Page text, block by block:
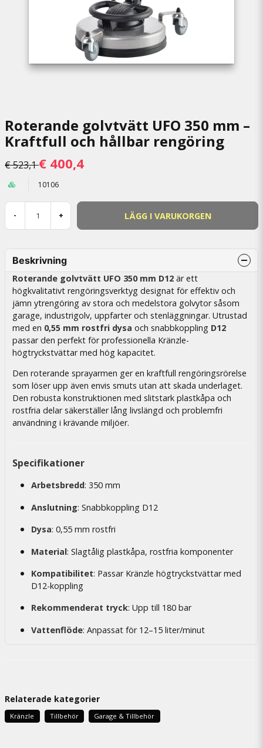
Roterande golvtvätt UFO 350 mm –
Kraftfull och hållbar rengöring
€ 523,1€ 400,4
10106
- + LÄGG I VARUKORGEN
Beskrivning
Roterande golvtvätt UFO 350 mm D12 är ett
högkvalitativt rengöringsverktyg designat för effektiv och
jämn ytrengöring av stora och medelstora golvytor såsom
garage, industrigolv, uppfarter och stenläggningar. Utrustad
med en 0,55 mm rostfri dysa och snabbkoppling D12
passar den perfekt för professionella Kränzle-
högtryckstvättar med hög kapacitet.
Den roterande sprayarmen ger en kraftfull rengöringsrörelse
som löser upp även envis smuts utan att skada underlaget.
Den robusta konstruktionen med slitstark plastkåpa och
rostfria delar säkerställer lång livslängd och problemfri
användning i krävande miljöer.
Specifikationer
Arbetsbredd: 350 mm
Anslutning: Snabbkoppling D12
Dysa: 0,55 mm rostfri
Material: Slagtålig plastkåpa, rostfria komponenter
Kompatibilitet: Passar Kränzle högtryckstvättar med
D12-koppling
Rekommenderat tryck: Upp till 180 bar
Vattenflöde: Anpassat för 12–15 liter/minut
Relaterade kategorier
Kränzle Tillbehör Garage & Tillbehör